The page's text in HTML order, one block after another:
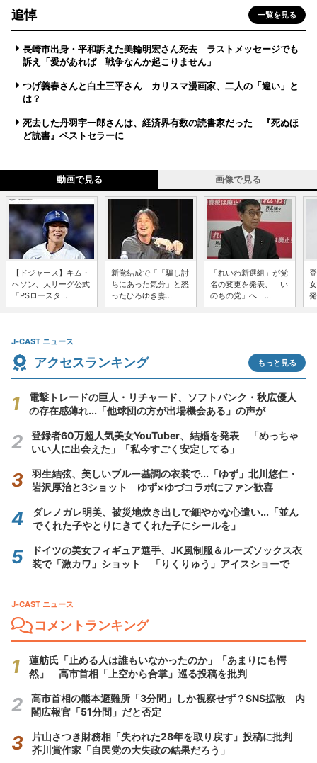
追悼 一覧を見る
長崎市出身・平和訴えた美輪明宏さん死去 ラストメッセージでも
訴え「愛があれば 戦争なんか起こりません」
つげ義春さんと白土三平さん カリスマ漫画家、二人の「違い」と
は？
死去した丹羽宇一郎さんは、経済界有数の読書家だった 『死ぬほ
ど読書』ベストセラーに
動画で見る 画像で見る
【ドジャース】キム・
ヘソン、大リーグ公式
「PSロースタ...
新党結成で「「騙し討
ちにあった気分」と怒
ったひろゆき妻...
「れいわ新選組」が党
名の変更を発表、「い
のちの党」へ ...
J-CAST ニュース
アクセスランキング もっと見る
電撃トレードの巨人・リチャード、ソフトバンク・秋広優人
の存在感薄れ...「他球団の方が出場機会ある」の声が
登録者60万超人気美女YouTuber、結婚を発表 「めっちゃ
いい人に出会えた」「私今すごく安定してる」
羽生結弦、美しいブルー基調の衣装で...「ゆず」北川悠仁・
岩沢厚治と3ショット ゆず×ゆづコラボにファン歓喜
ダレノガレ明美、被災地炊き出しで細やかな心遣い...「並ん
でくれた子やとりにきてくれた子にシールを」
ドイツの美女フィギュア選手、JK風制服＆ルーズソックス衣
装で「激カワ」ショット 「りくりゅう」アイスショーで
J-CAST ニュース
コメントランキング
蓮舫氏「止める人は誰もいなかったのか」「あまりにも愕
然」 高市首相「上空から合掌」巡る投稿を批判
高市首相の熊本避難所「3分間」しか視察せず？SNS拡散 内
閣広報官「51分間」だと否定
片山さつき財務相「失われた28年を取り戻す」投稿に批判
芥川賞作家「自民党の大失政の結果だろう」